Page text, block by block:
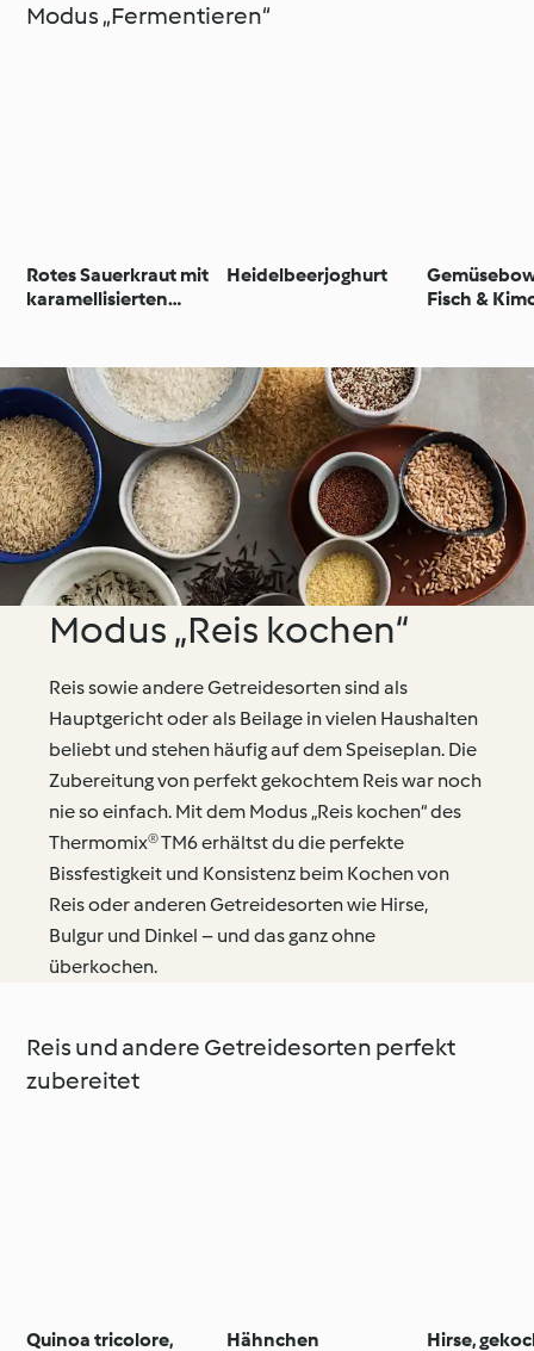
Modus „Fermentieren“
Rotes Sauerkraut mit
karamellisierten
Heidelbeerjoghurt
Fisch &
Modus „Reis kochen“
Reis sowie andere Getreidesorten sind als
Hauptgericht oder als Beilage in vielen Haushalten
beliebt und stehen häufig auf dem Speiseplan. Die
Zubereitung von perfekt gekochtem Reis war noch
nie so einfach. Mit dem Modus „Reis kochen“ des
Thermomix® TM6 erhältst du die perfekte
Bissfestigkeit und Konsistenz beim Kochen von
Reis oder anderen Getreidesorten wie Hirse,
Bulgur und Dinkel – und das ganz ohne
überkochen.
Reis und andere Getreidesorten perfekt
zubereitet
Quinoa tricolore, Hähnchen Hirse,